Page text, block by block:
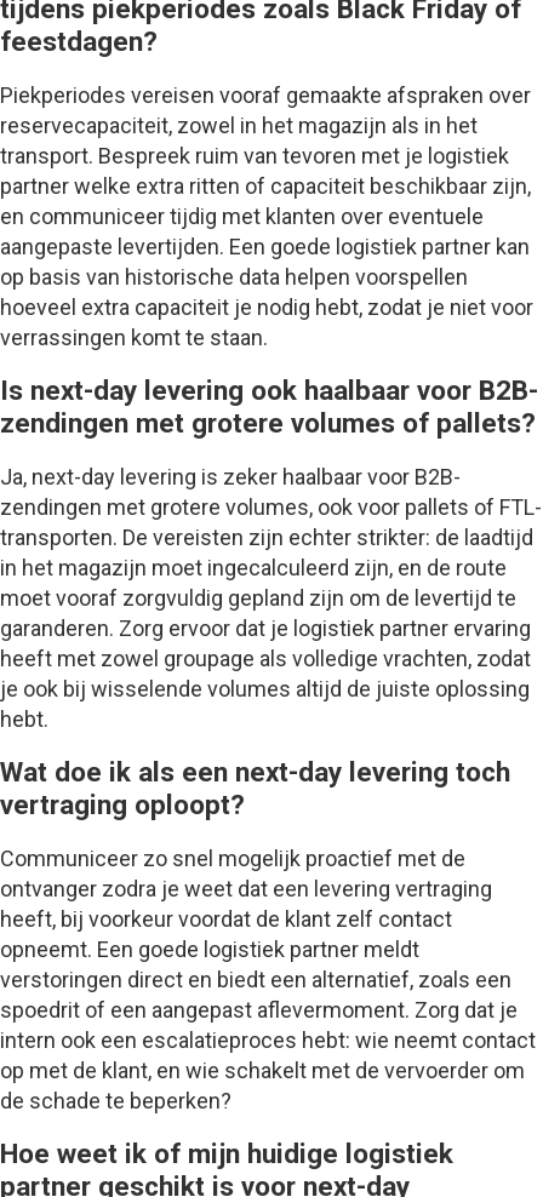
tijdens piekperiodes zoals Black Friday of
feestdagen?
Piekperiodes vereisen vooraf gemaakte afspraken over
reservecapaciteit, zowel in het magazijn als in het
transport. Bespreek ruim van tevoren met je logistiek
partner welke extra ritten of capaciteit beschikbaar zijn,
en communiceer tijdig met klanten over eventuele
aangepaste levertijden. Een goede logistiek partner kan
op basis van historische data helpen voorspellen
hoeveel extra capaciteit je nodig hebt, zodat je niet voor
verrassingen komt te staan.
Is next-day levering ook haalbaar voor B2B-
zendingen met grotere volumes of pallets?
Ja, next-day levering is zeker haalbaar voor B2B-
zendingen met grotere volumes, ook voor pallets of FTL-
transporten. De vereisten zijn echter strikter: de laadtijd
in het magazijn moet ingecalculeerd zijn, en de route
moet vooraf zorgvuldig gepland zijn om de levertijd te
garanderen. Zorg ervoor dat je logistiek partner ervaring
heeft met zowel groupage als volledige vrachten, zodat
je ook bij wisselende volumes altijd de juiste oplossing
hebt.
Wat doe ik als een next-day levering toch
vertraging oploopt?
Communiceer zo snel mogelijk proactief met de
ontvanger zodra je weet dat een levering vertraging
heeft, bij voorkeur voordat de klant zelf contact
opneemt. Een goede logistiek partner meldt
verstoringen direct en biedt een alternatief, zoals een
spoedrit of een aangepast aflevermoment. Zorg dat je
intern ook een escalatieproces hebt: wie neemt contact
op met de klant, en wie schakelt met de vervoerder om
de schade te beperken?
Hoe weet ik of mijn huidige logistiek
partner geschikt is voor next-day